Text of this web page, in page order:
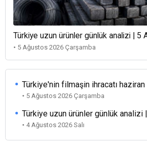
Türkiye uzun ürünler günlük analizi | 5
• 5 Ağustos 2026 Çarşamba
Türkiye'nin filmaşin ihracatı haziran
• 5 Ağustos 2026 Çarşamba
Türkiye uzun ürünler günlük
• 4 Ağustos 2026 Salı